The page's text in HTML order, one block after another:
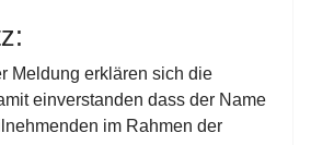
Meldung erklären sich die
einverstanden dass der Name
im Rahmen der